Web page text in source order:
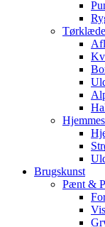
Brugskunst
Pænt &